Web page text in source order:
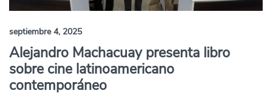
septiembre 4, 2025
Alejandro Machacuay presenta libro
sobre cine latinoamericano
contemporáneo